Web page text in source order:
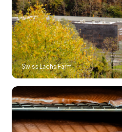
Swiss Lachs Farm